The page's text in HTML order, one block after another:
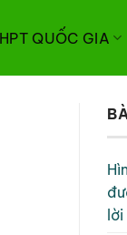
QUỐC GIA